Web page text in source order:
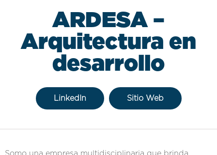
ARDESA –
Arquitectura en
desarrollo
LinkedIn Sitio Web